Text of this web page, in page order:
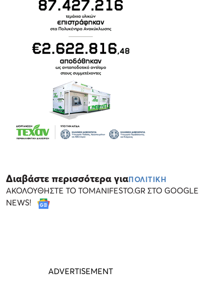
Διαβάστε περισσότερα γιαΠΟΛΙΤΙΚΗ
ΑΚΟΛΟΥΘΗΣΤΕ ΤΟ TOMANIFESTO.GR ΣΤΟ GOOGLE
NEWS!